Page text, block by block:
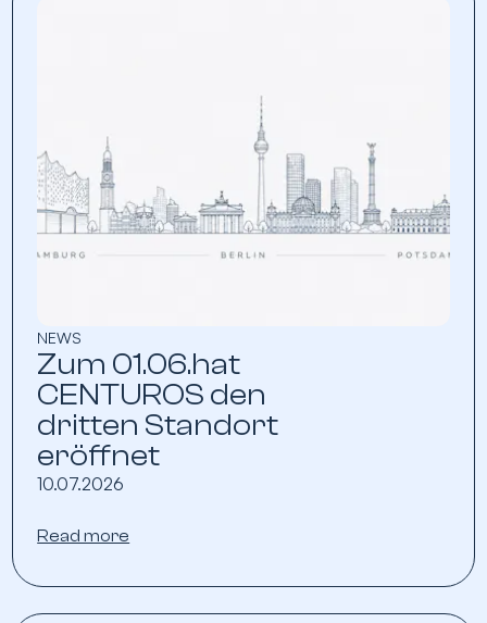
NEWS
Zum 01.06.hat
CENTUROS den
dritten Standort
eröffnet
10.07.2026
Read more